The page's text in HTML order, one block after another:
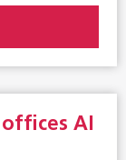
AI